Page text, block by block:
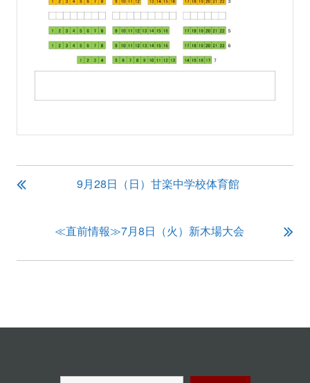
投
稿
ゲ
ョ
9月28日（日）甘楽中学校体育館
≪直前情報≫7月8日（火）新木場大会